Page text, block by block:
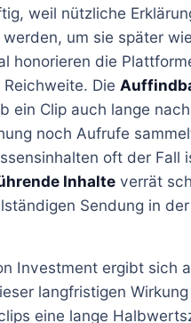
weil nützliche
um sie später
honorieren die
Die
ein Clip auch lange
noch Aufrufe
oft der Fall
Inhalte verrät
Sendung in
Investment ergibt sich
langfristigen
eine lange